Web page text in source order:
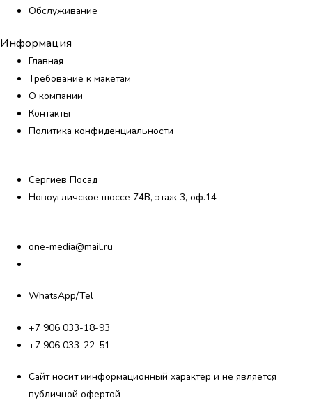
Обслуживание
Информация
Главная
Требование к макетам
О компании
Контакты
Политика конфиденциальности
Сергиев Посад
Новоугличское шоссе 74В, этаж 3, оф.14
one-media@mail.ru
WhatsApp/Tel
+7 906 033-18-93
+7 906 033-22-51
Сайт носит иинформационный характер и не является
публичной офертой